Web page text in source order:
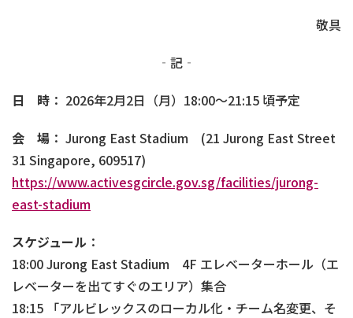
敬具
‐記‐
日 時 ： 2026年2月2日（月）18:00～21:15 頃予定
会 場 ： Jurong East Stadium (21 Jurong East Street
31 Singapore, 609517)
https://www.activesgcircle.gov.sg/facilities/jurong-
east-stadium
スケジュール ：
18:00 Jurong East Stadium 4F エレベーターホール（エ
レベーターを出てすぐのエリア）集合
18:15 「アルビレックスのローカル化・チーム名変更、そ